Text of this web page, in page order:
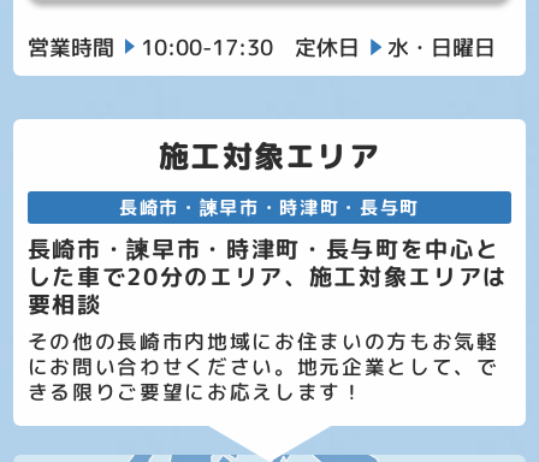
営業時間 10:00-17:30 定休日 水・日曜日
施工対象エリア
長崎市・諫早市・時津町・長与町
長崎市・諫早市・時津町・長与町を中心と
した車で20分のエリア、施工対象エリアは
要相談
その他の長崎市内地域にお住まいの方もお気軽
にお問い合わせください。地元企業として、で
きる限りご要望にお応えします！